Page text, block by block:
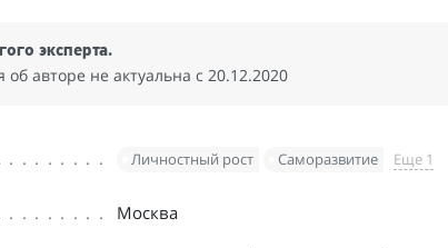
эксперта.
авторе не актуальна c 20.12.2020
Личностный рост Саморазвитие Еще 1
Москва